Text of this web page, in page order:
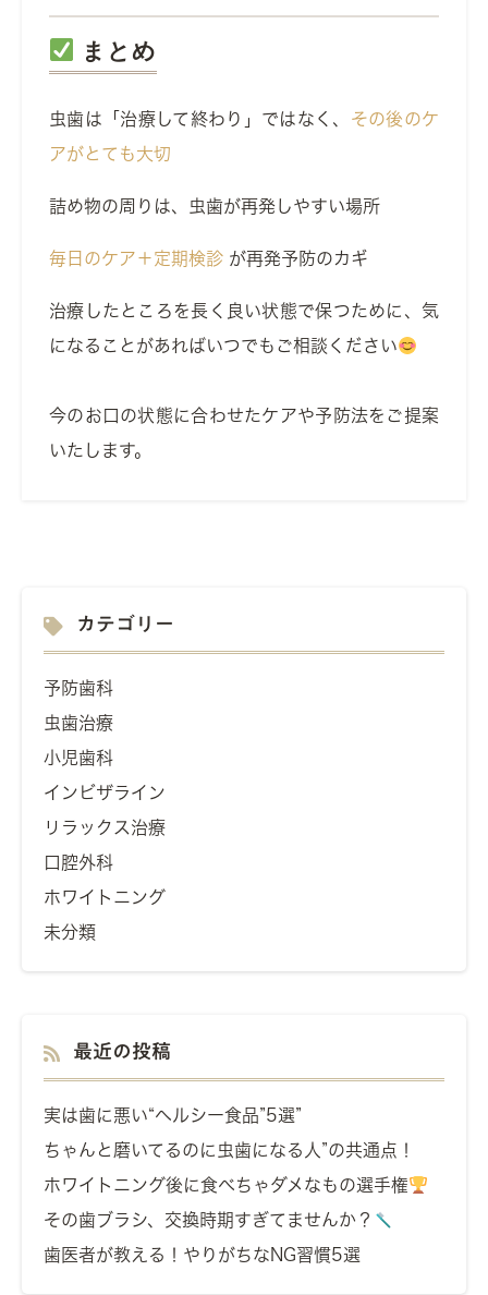
まとめ
虫歯は「治療して終わり」ではなく、 その後のケ
アがとても大切
詰め物の周りは、虫歯が再発しやすい場所
毎日のケア＋定期検診 が再発予防のカギ
治療したところを長く良い状態で保つために、気
になることがあればいつでもご相談ください
今のお口の状態に合わせたケアや予防法をご提案
いたします。
カテゴリー
予防歯科
虫歯治療
小児歯科
インビザライン
リラックス治療
口腔外科
ホワイトニング
未分類
最近の投稿
実は歯に悪い“ヘルシー食品”5選”
ちゃんと磨いてるのに虫歯になる人”の共通点！
ホワイトニング後に食べちゃダメなもの選手権
その歯ブラシ、交換時期すぎてませんか？
歯医者が教える！やりがちなNG習慣5選